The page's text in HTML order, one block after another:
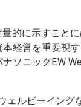
的に示すこと
経営を重要視
ソニックEW
ェルビーイング